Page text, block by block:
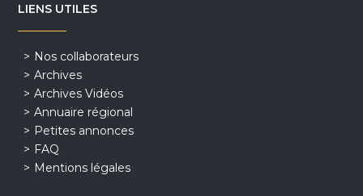
LIENS UTILES
Nos collaborateurs
Archives
Archives Vidéos
Annuaire régional
Petites annonces
FAQ
Mentions légales